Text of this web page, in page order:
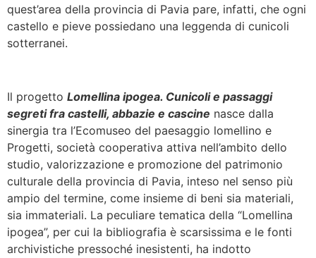
quest’area della provincia di Pavia pare, infatti, che ogni
castello e pieve possiedano una leggenda di cunicoli
sotterranei.
Il progetto Lomellina ipogea. Cunicoli e passaggi
segreti fra castelli, abbazie e cascine nasce dalla
sinergia tra l’Ecomuseo del paesaggio lomellino e
Progetti, società cooperativa attiva nell’ambito dello
studio, valorizzazione e promozione del patrimonio
culturale della provincia di Pavia, inteso nel senso più
ampio del termine, come insieme di beni sia materiali,
sia immateriali. La peculiare tematica della “Lomellina
ipogea”, per cui la bibliografia è scarsissima e le fonti
archivistiche pressoché inesistenti, ha indotto